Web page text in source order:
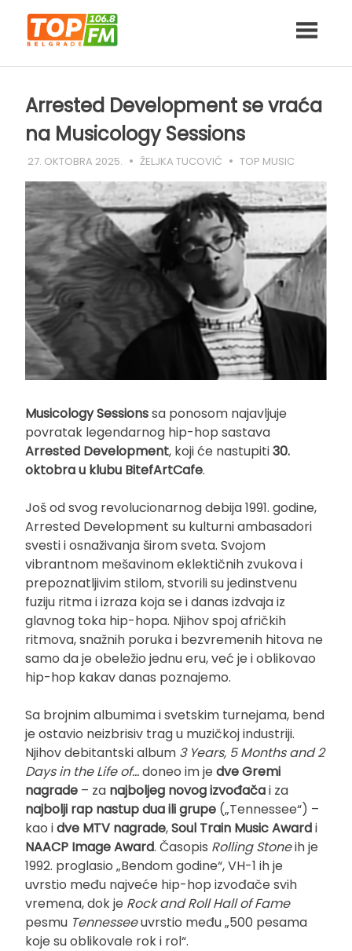
content
Arrested Development se vraća
na Musicology Sessions
27. OKTOBRA 2025. ŽELJKA TUCOVIĆ TOP MUSIC
Musicology Sessionssa ponosom najavljuje
povratak legendarnog hip-hop sastava
Arrested Development, koji će nastupiti30.
oktobra u klubu BitefArtCafe.
Još od svog revolucionarnog debija 1991. godine,
Arrested Development su kulturni ambasadori
svesti i osnaživanja širom sveta. Svojom
vibrantnom mešavinom eklektičnih zvukova i
prepoznatljivim stilom, stvorili su jedinstvenu
fuziju ritma i izraza koja se i danas izdvaja iz
glavnog toka hip-hopa. Njihov spoj afričkih
ritmova, snažnih poruka i bezvremenih hitova ne
samo da je obeležio jednu eru, već je i oblikovao
hip-hop kakav danas poznajemo.
Sa brojnim albumima i svetskim turnejama, bend
je ostavio neizbrisiv trag u muzičkoj industriji.
Njihov debitantski album 3 Years, 5 Months and 2
Days in the Life of…doneo im je dve Gremi
nagrade – za najboljeg novog izvođačai za
najbolji rap nastup dua ili grupe („Tennessee“) –
kao idve MTV nagrade,Soul Train Music Awardi
NAACP Image Award. Časopis Rolling Stoneih je
1992. proglasio „Bendom godine“, VH-1 ih je
uvrstio među najveće hip-hop izvođače svih
vremena, dok je Rock and Roll Hall of Fame
pesmu Tennesseeuvrstio među „500 pesama
koje su oblikovale rok i rol“.